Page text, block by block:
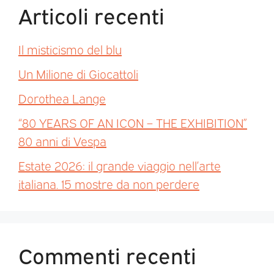
Articoli recenti
Il misticismo del blu
Un Milione di Giocattoli
Dorothea Lange
“80 YEARS OF AN ICON – THE EXHIBITION”
80 anni di Vespa
Estate 2026: il grande viaggio nell’arte
italiana. 15 mostre da non perdere
Commenti recenti